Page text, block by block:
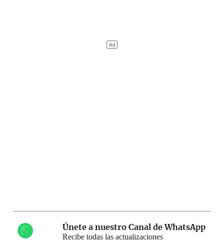
Únete a nuestro Canal de WhatsApp
Recibe todas las actualizaciones